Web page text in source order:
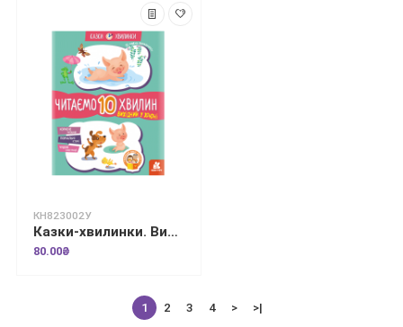
КН823002У
Казки-хвилинки. Вихідний у хрюні. Читаємо 10 хвилин. 2-й рівень складності
80.00₴
1 2 3 4 > >|